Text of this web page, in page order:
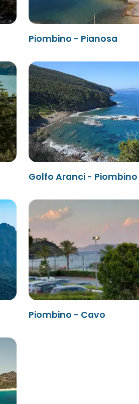
Piombino - Pianosa
Golfo Aranci - Piombino
Piombino - Cavo